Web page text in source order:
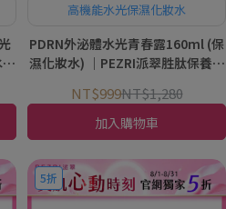
高機能水光保濕化妝水
PDRN外泌體水光青春露160ml (保
濕化妝水) ｜PEZRI派翠胜肽保養專
NT$999NT$1,280
加入購物車
5折